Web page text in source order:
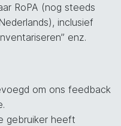
RoPA (nog steeds
inclusief
enz.
om ons feedback
gebruiker heeft